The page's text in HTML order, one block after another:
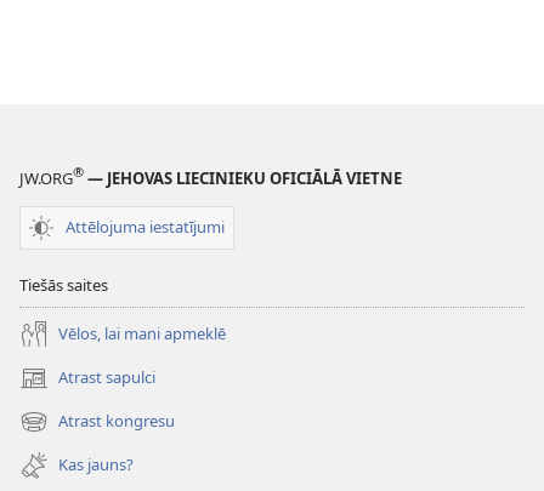
JW.ORG® — JEHOVAS LIECINIEKU OFICIĀLĀ VIETNE
Attēlojuma iestatījumi
Tiešās saites
Vēlos, lai mani apmeklē
Atrast sapulci
(opens
new
window)
Atrast kongresu
(opens
new
window)
Kas jauns?